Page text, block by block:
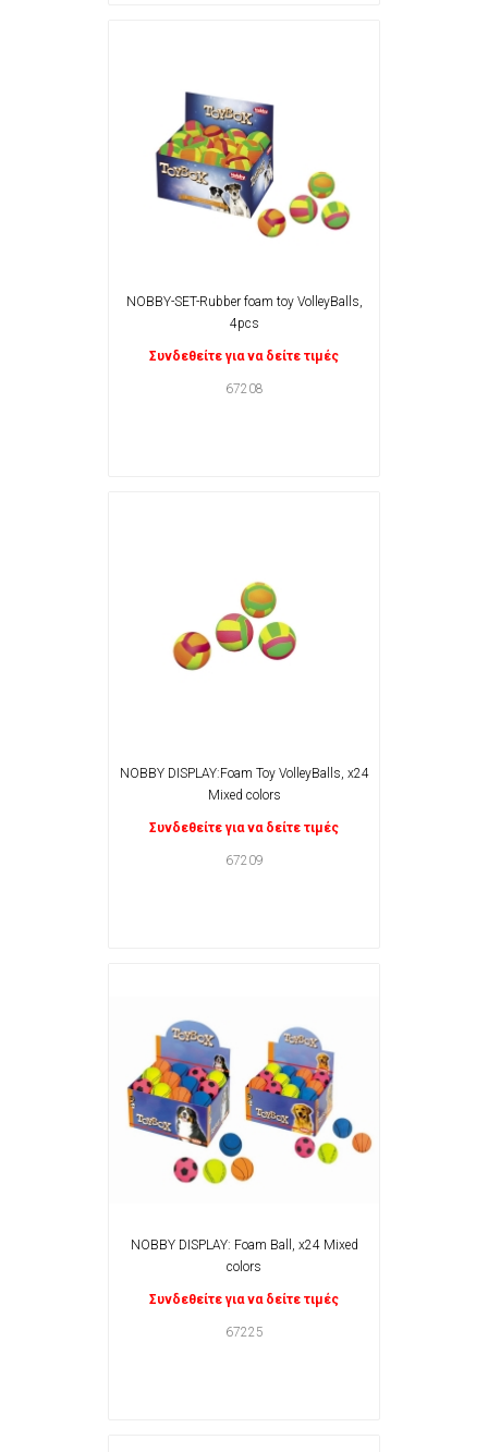
NOBBY-SET-Rubber foam toy VolleyBalls,
4pcs
Συνδεθείτε για να δείτε τιμές
67208
NOBBY DISPLAY:Foam Toy VolleyBalls, x24
Mixed colors
Συνδεθείτε για να δείτε τιμές
67209
NOBBY DISPLAY: Foam Ball, x24 Mixed
colors
Συνδεθείτε για να δείτε τιμές
67225